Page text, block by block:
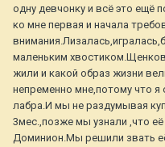
одну девчонку и всё это ещё
ко мне первая и начала
маленьким
жили и какой образ жизни
непременно мне,потому что я
лабра.И мы не раздумывая
3мес.,позже мы узнали ,что
Доминион.Мы решили звать